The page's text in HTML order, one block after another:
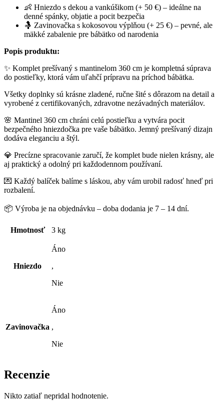
👶 Hniezdo s dekou a vankúšikom (+ 50 €) – ideálne na
denné spánky, objatie a pocit bezpečia
🤱 Zavinovačka s kokosovou výplňou (+ 25 €) – pevné, ale
mäkké zabalenie pre bábätko od narodenia
Popis produktu:
✨ Komplet prešívaný s mantinelom 360 cm je kompletná súprava
do postieľky, ktorá vám uľahčí prípravu na príchod bábätka.
Všetky doplnky sú krásne zladené, ručne šité s dôrazom na detail a
vyrobené z certifikovaných, zdravotne nezávadných materiálov.
🌸 Mantinel 360 cm chráni celú postieľku a vytvára pocit
bezpečného hniezdočka pre vaše bábätko. Jemný prešívaný dizajn
dodáva eleganciu a štýl.
💎 Precízne spracovanie zaručí, že komplet bude nielen krásny, ale
aj praktický a odolný pri každodennom používaní.
💌 Každý balíček balíme s láskou, aby vám urobil radosť hneď pri
rozbalení.
📦 Výroba je na objednávku – doba dodania je 7 – 14 dní.
Hmotnosť 3 kg
Hniezdo
Áno
,
Nie
Zavinovačka
Áno
,
Nie
Recenzie
Nikto zatiaľ nepridal hodnotenie.